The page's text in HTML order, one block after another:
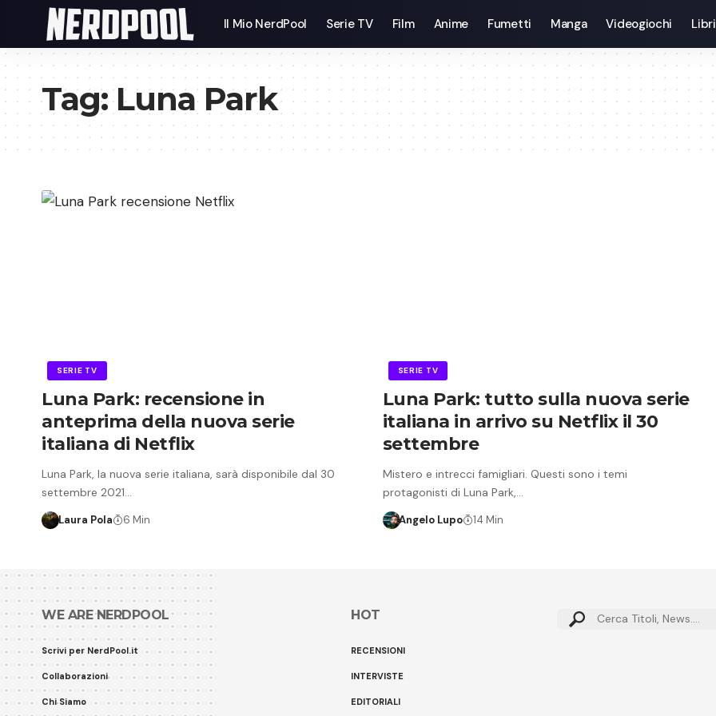
Il Mio NerdPool Serie TV Film Anime Fumetti Manga Videogiochi Libri
Tag:Luna Park
SERIE TV
Luna Park: recensione in
anteprima della nuova serie
italiana di Netflix
Luna Park, la nuova serie italiana, sarà disponibile dal 30
settembre 2021…
Laura Pola 6 Min
SERIE TV
Luna Park: tutto sulla nuova serie
italiana in arrivo su Netflix il 30
settembre
Mistero e intrecci famigliari. Questi sono i temi
protagonisti di Luna Park,…
Angelo Lupo 14 Min
WE ARE NERDPOOL
Scrivi per NerdPool.it
Collaborazioni
Chi Siamo
HOT
RECENSIONI
INTERVISTE
EDITORIALI
Cerca: